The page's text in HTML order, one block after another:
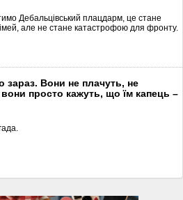
Дебальцівський плацдарм, це стане
але не стане катастрофою для фронту.
зараз. Вони не плачуть, не
просто кажуть, що їм капець –